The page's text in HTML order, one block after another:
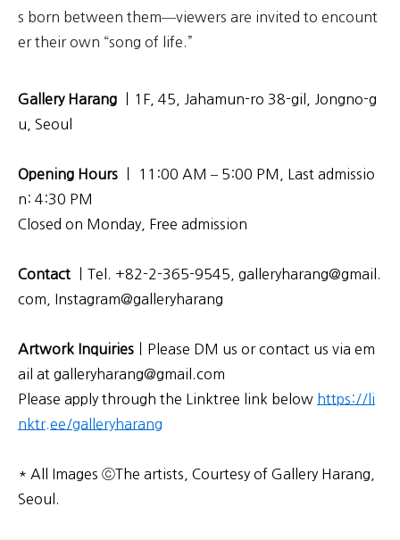
s born between them—viewers are invited to encount
er their own “song of life.”
Gallery Harang ㅣ1F, 45, Jahamun-ro 38-gil, Jongno-g
u, Seoul
Opening Hours ㅣ 11:00 AM – 5:00 PM,
Last admissio
n: 4:30 PM
Closed on Monday, Free admission
Contact ㅣTel. +82-2-365-9545, galleryharang@gmail.
com, Instagram@galleryharang
Artwork Inquiries ㅣPlease DM us or contact us via em
ail at galleryharang@gmail.com
Please apply through the Linktree link below https://li
nktr.ee/galleryharang
* All Images ⓒThe artists, Courtesy of Gallery Harang,
Seoul.